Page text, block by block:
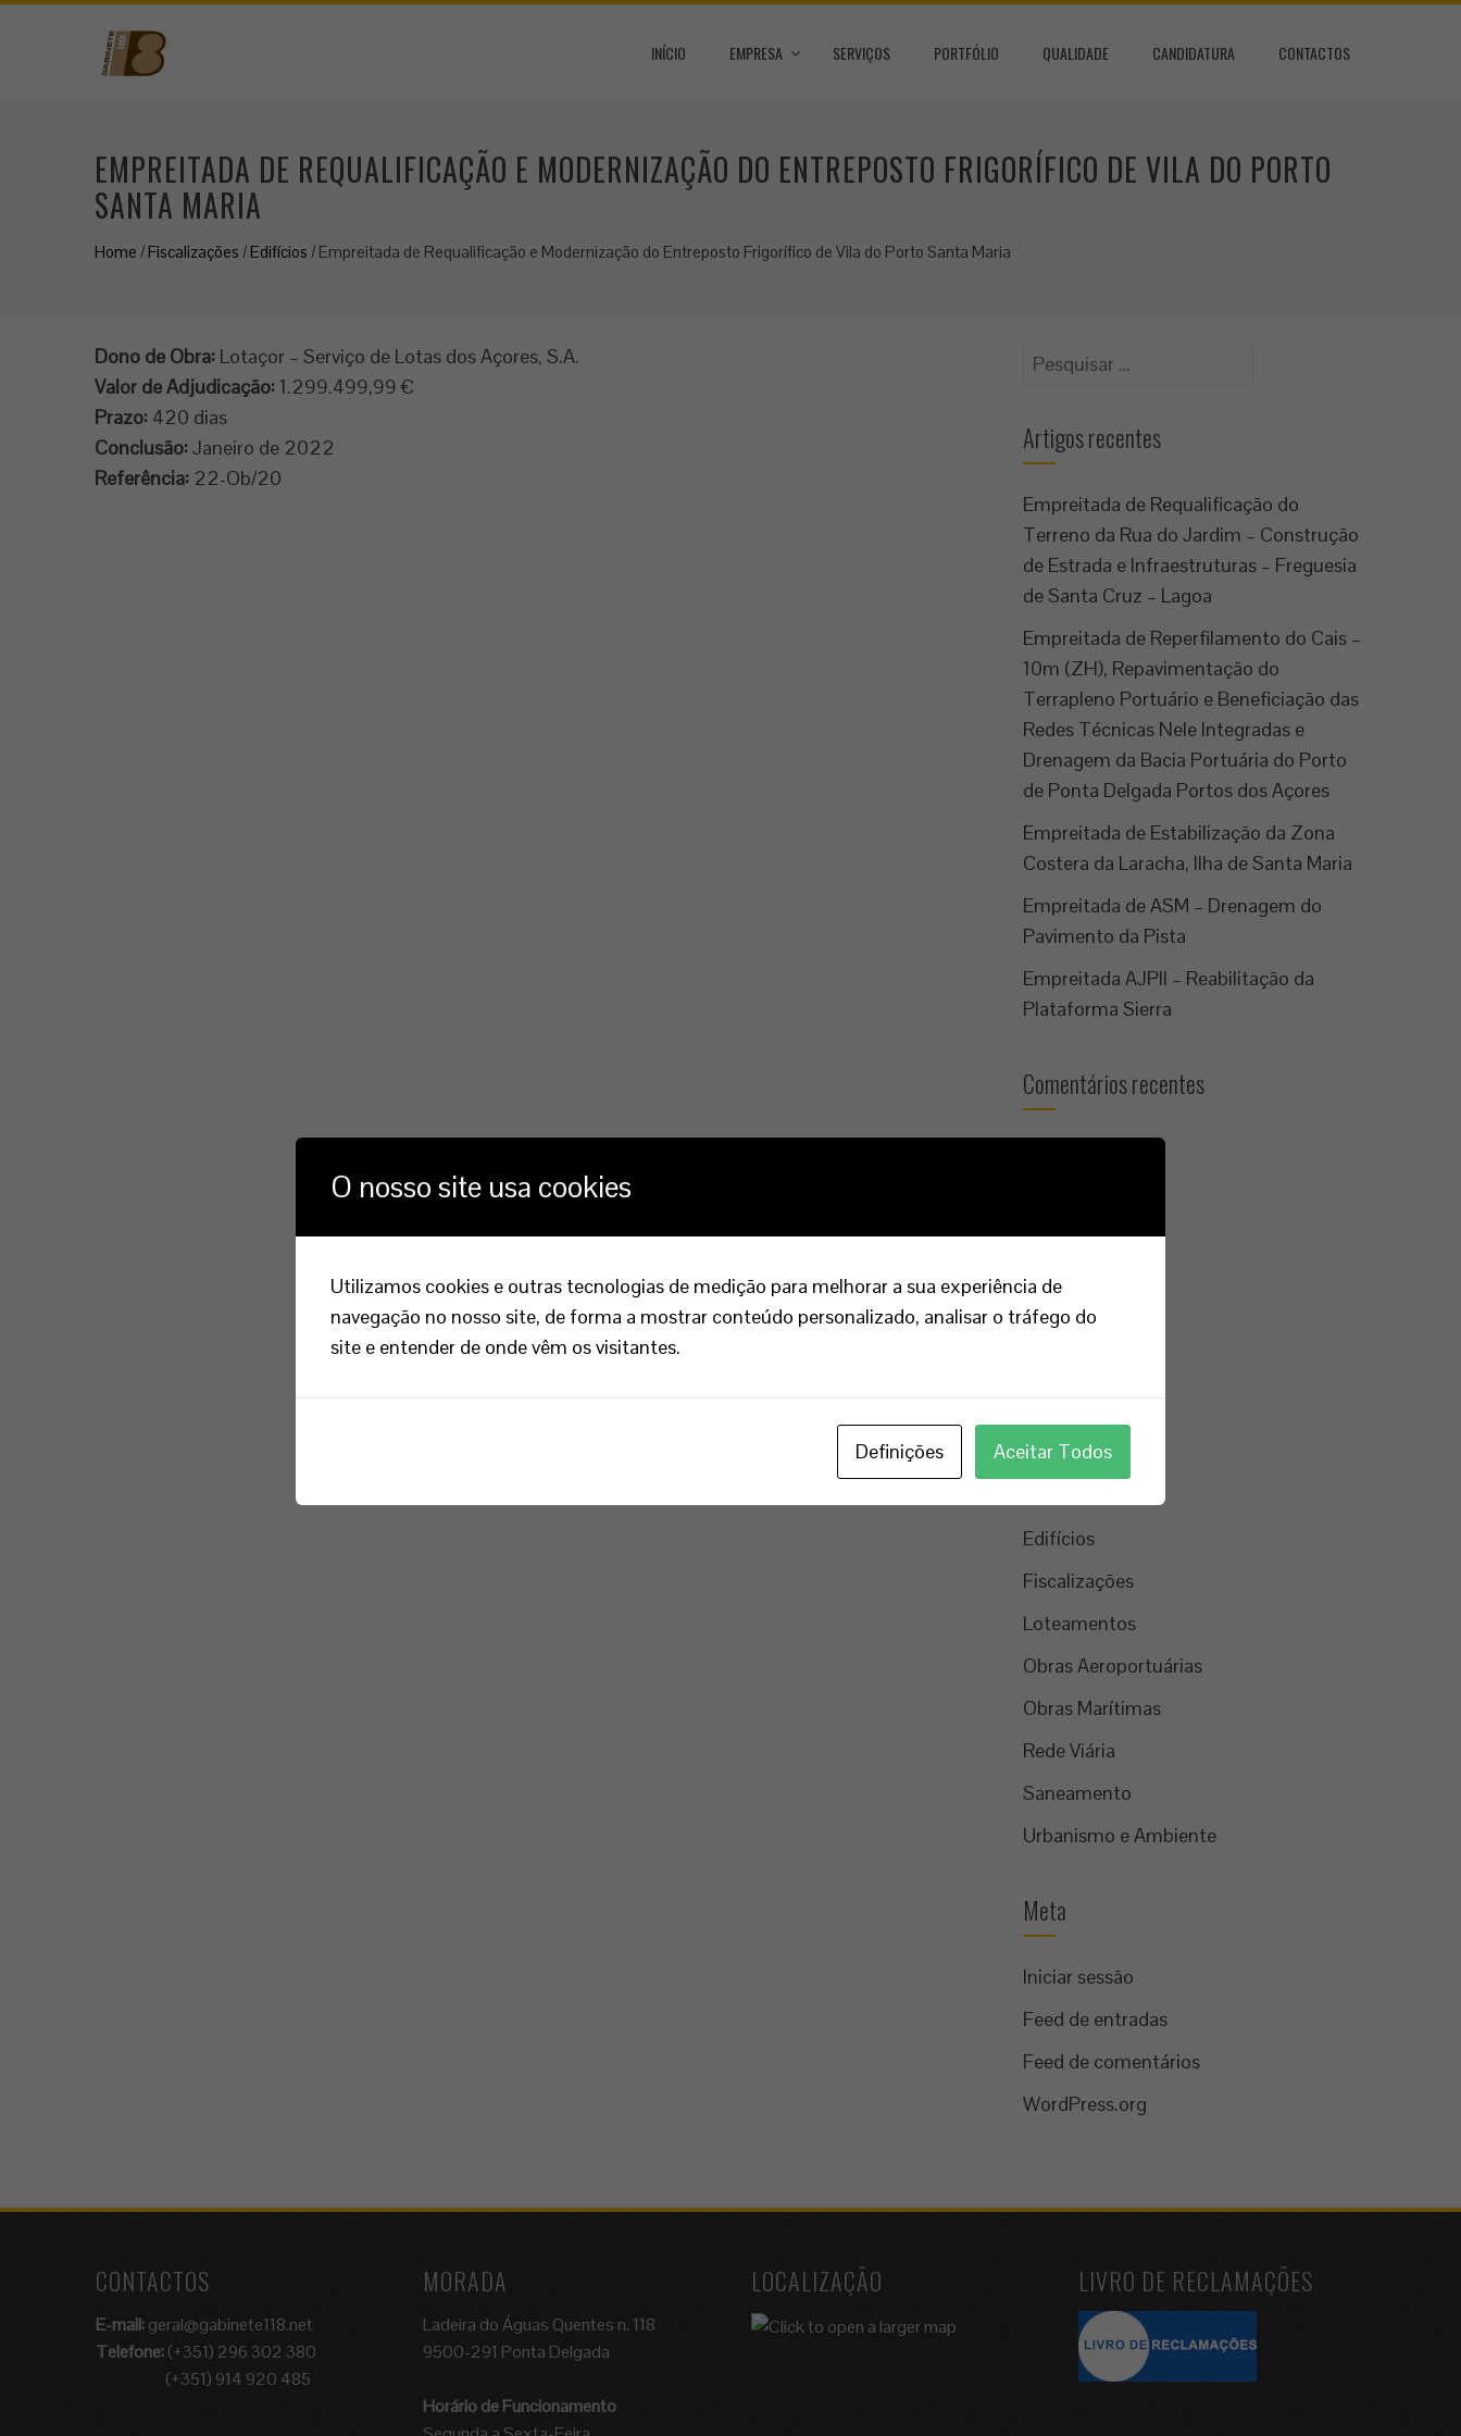
INÍCIO EMPRESA SERVIÇOS PORTFÓLIO QUALIDADE CANDIDATURA CONTACTOS
EMPREITADA DE REQUALIFICAÇÃO E MODERNIZAÇÃO DO ENTREPOSTO FRIGORÍFICO DE VILA DO PORTO
SANTA MARIA
Home / Fiscalizações / Edifícios / Empreitada de Requalificação e Modernização do Entreposto Frigorífico de Vila do Porto Santa Maria
Dono de Obra: Lotaçor – Serviço de Lotas dos Açores, S.A.
Valor de Adjudicação: 1.299.499,99 €
Prazo: 420 dias
Conclusão: Janeiro de 2022
Referência: 22-Ob/20
Pesquisar
Artigos recentes
Empreitada de Requalificação do
Terreno da Rua do Jardim – Construção
de Estrada e Infraestruturas – Freguesia
de Santa Cruz – Lagoa
Empreitada de Reperfilamento do Cais –
10m (ZH), Repavimentação do
Terrapleno Portuário e Beneficiação das
Redes Técnicas Nele Integradas e
Drenagem da Bacia Portuária do Porto
de Ponta Delgada Portos dos Açores
Empreitada de Estabilização da Zona
Costera da Laracha, Ilha de Santa Maria
Empreitada de ASM – Drenagem do
Pavimento da Pista
Empreitada AJPII – Reabilitação da
Plataforma Sierra
Comentários recentes
Fevereiro 2017
Outubro 2016
Categorias
Edifícios
Fiscalizações
Loteamentos
Obras Aeroportuárias
Obras Marítimas
Rede Viária
Saneamento
Urbanismo e Ambiente
Meta
Iniciar sessão
Feed de entradas
Feed de comentários
WordPress.org
CONTACTOS
E-mail:geral@gabinete118.net
Telefone:(+351) 296 302 380
(+351) 914 920 485
MORADA
Ladeira do Águas Quentes n. 118
9500-291 Ponta Delgada
Horário de Funcionamento
LOCALIZAÇÃO LIVRO DE RECLAMAÇÕES
O nosso site usa cookies
Utilizamos cookies e outras tecnologias de medição para melhorar a sua experiência de
navegação no nosso site, de forma a mostrar conteúdo personalizado, analisar o tráfego do
site e entender de onde vêm os visitantes.
Definições Aceitar Todos